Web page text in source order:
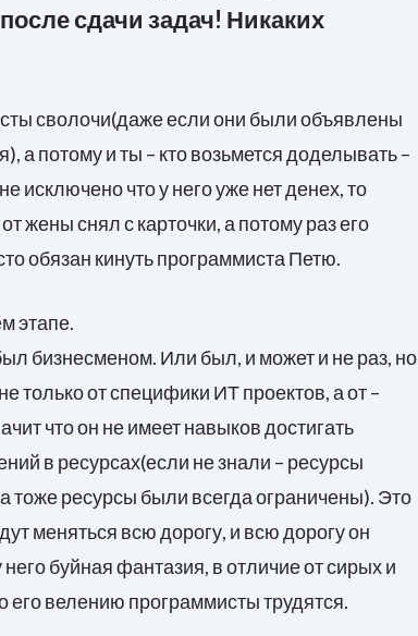
сдачи задач! Никаких
сволочи(даже если они были объявлены
а потому и ты – кто возьмется доделывать –
исключено что у него уже нет денех, то
жены снял с карточки, а потому раз его
обязан кинуть программиста Петю.
этапе.
бизнесменом. Или был, и может и не раз, но
только от специфики ИТ проектов, а от –
что он не имеет навыков достигать
в ресурсах(если не знали – ресурсы
тоже ресурсы были всегда ограничены). Это
меняться всю дорогу, и всю дорогу он
него буйная фантазия, в отличие от сирых и
его велению программисты трудятся.